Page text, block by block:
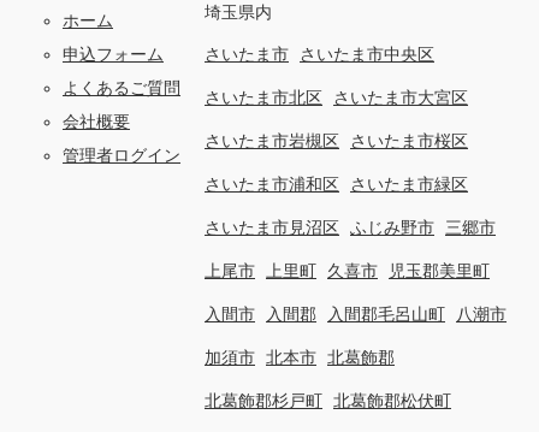
ホーム
申込フォーム
よくあるご質問
会社概要
管理者ログイン
埼玉県内
さいたま市 さいたま市中央区
さいたま市北区 さいたま市大宮区
さいたま市岩槻区 さいたま市桜区
さいたま市浦和区 さいたま市緑区
さいたま市見沼区 ふじみ野市 三郷市
上尾市 上里町 久喜市 児玉郡美里町
入間市 入間郡 入間郡毛呂山町 八潮市
加須市 北本市 北葛飾郡
北葛飾郡杉戸町 北葛飾郡松伏町